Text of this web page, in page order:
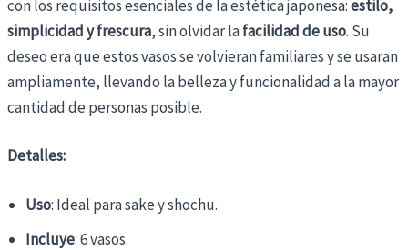
con los requisitos esenciales de la estética japonesa:estilo,
simplicidad y frescura, sin olvidar lafacilidad de uso. Su
deseo era que estos vasos se volvieran familiares y se usaran
ampliamente, llevando la belleza y funcionalidad a la mayor
cantidad de personas posible.
Detalles:
Uso: Ideal para sake y shochu.
Incluye: 6 vasos.